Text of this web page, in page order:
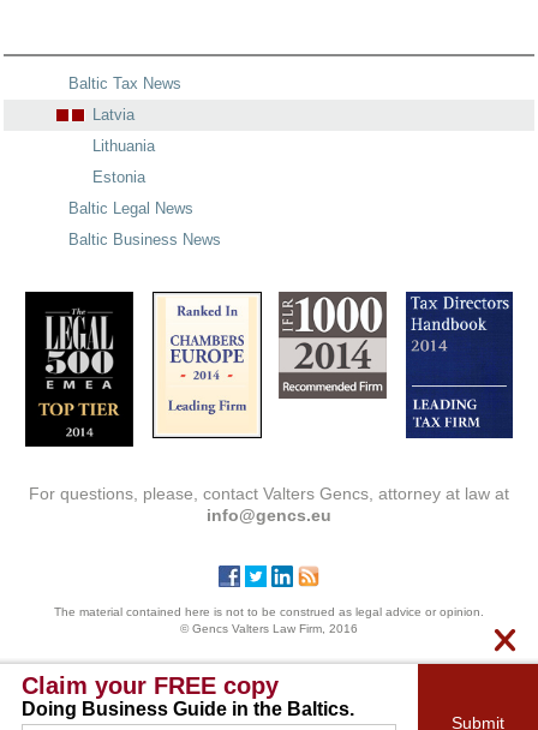
Baltic Tax News
Latvia
Lithuania
Estonia
Baltic Legal News
Baltic Business News
For questions, please, contact Valters Gencs, attorney at law at
info@gencs.eu
The material contained here is not to be construed as legal advice or opinion.
© Gencs Valters Law Firm, 2016
Submit
Claim your FREE copy
Doing Business Guide in the Baltics.